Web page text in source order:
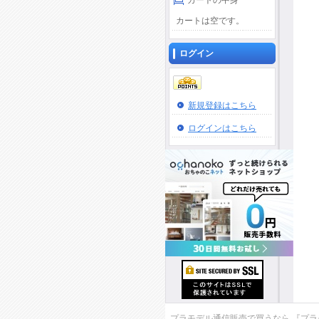
カートは空です。
ログイン
新規登録はこちら
ログインはこちら